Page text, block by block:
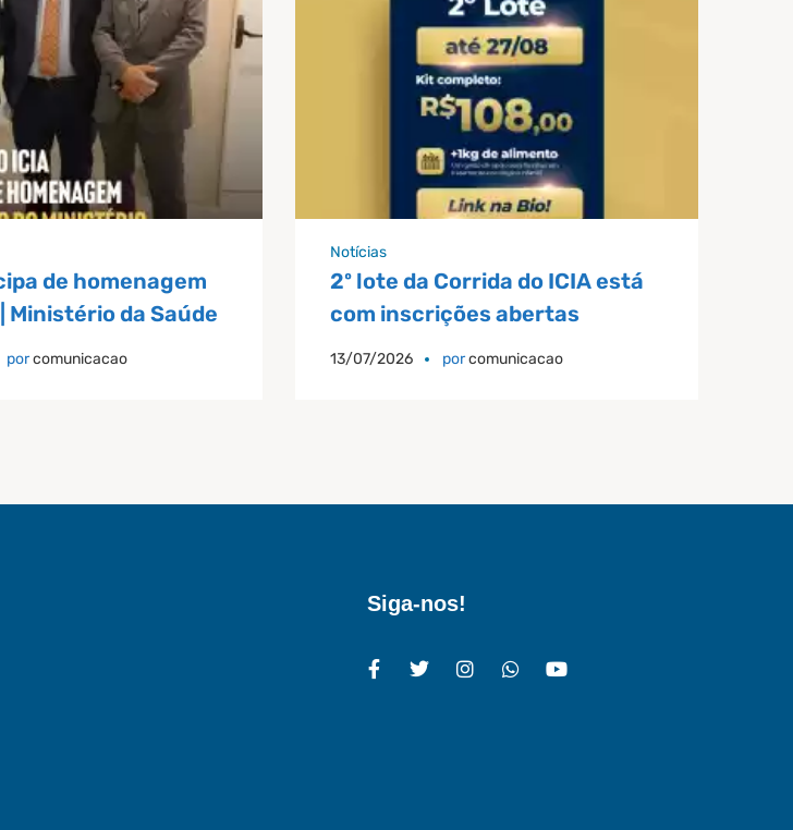
de homenagem
Ministério da Saúde
porcomunicacao
Notícias
2º lote da Corrida do ICIA está
com inscrições abertas
13/07/2026 porcomunicacao
Siga-nos!